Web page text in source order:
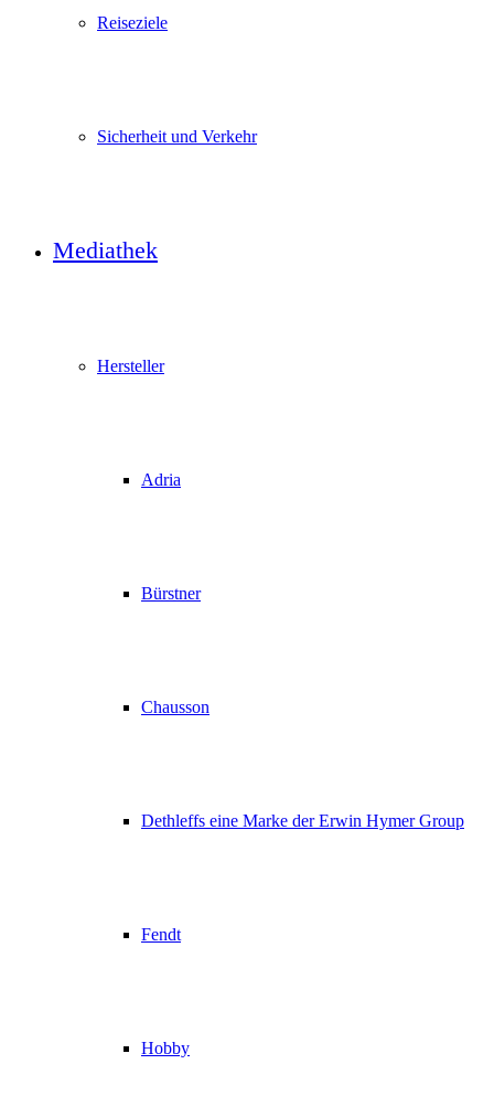
Reiseziele
Sicherheit und Verkehr
Mediathek
Hersteller
Adria
Bürstner
Chausson
Dethleffs eine Marke der Erwin Hymer Group
Fendt
Hobby